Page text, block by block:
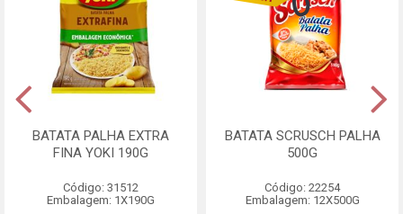
BATATA PALHA EXTRA
FINA YOKI 190G
Código: 31512
Embalagem: 1X190G
BATATA SCRUSCH PALHA
500G
Código: 22254
Embalagem: 12X500G